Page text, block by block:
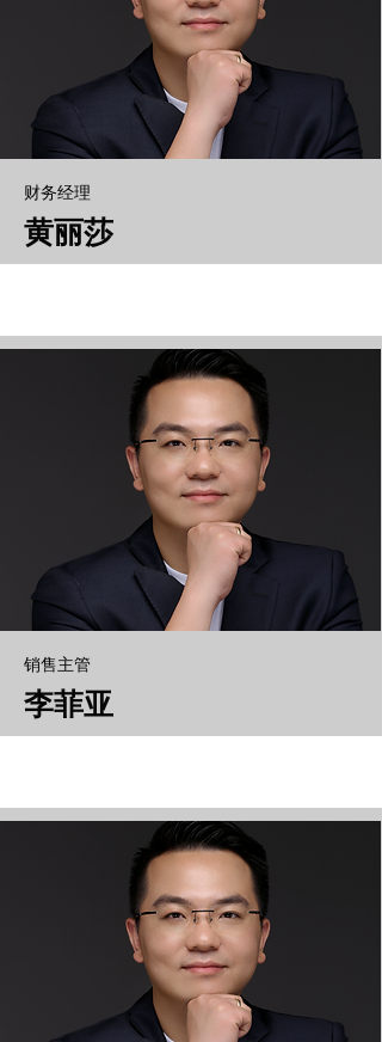
财务经理
黄丽莎
销售主管
李菲亚